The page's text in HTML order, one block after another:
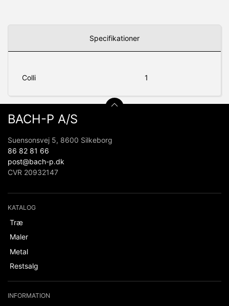
Specifikationer
Colli 1
BACH-P A/S
Suensonsvej 5, 8600 Silkeborg
86 82 81 66
post@bach-p.dk
CVR 20932147
KATALOG
Træ
Maler
Metal
Restsalg
INFORMATION